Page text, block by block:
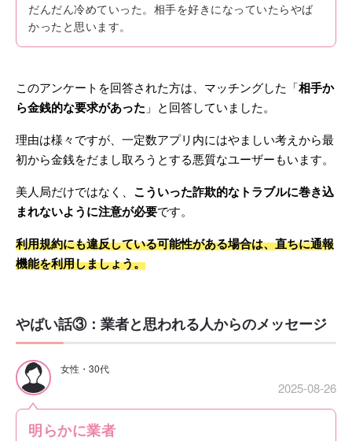
だんだん冷めていった。相手を好きになっていたらやば
かったと思います。
このアンケートを回答された方は、マッチングした「 相手か
ら金銭的な要求があった 」と回答していました。
理由は様々ですが、一定数アプリ内にはやましい考えから最
初から金銭をだまし取ろうとする悪質なユーザーもいます。
美人局だけではなく、 こういった詐欺的なトラブルに巻き込
まれないように注意が必要です。
利用規約にも違反している可能性がある場合は、直ちに通報
機能を利用しましょう。
やばい話③：業者と思われる人からのメッセージ
女性・30代
2025-08-26
明らかに業者